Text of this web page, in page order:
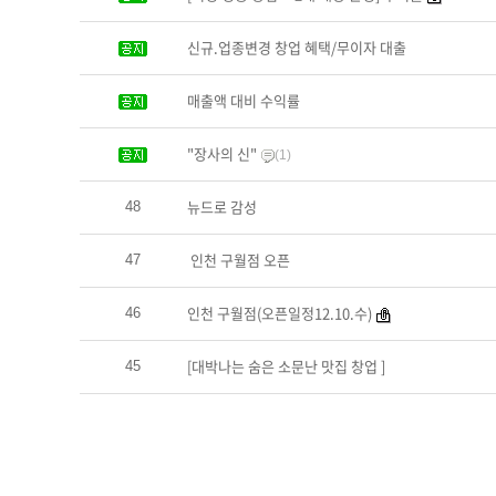
신규.업종변경 창업 혜택/무이자 대출
매출액 대비 수익률
"장사의 신" (1)
48 뉴드로 감성
47 인천 구월점 오픈
46 인천 구월점(오픈일정12.10.수)
45 [대박나는 숨은 소문난 맛집 창업 ]